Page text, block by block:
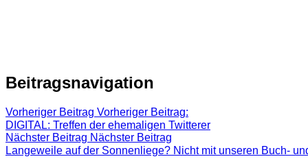
Beitragsnavigation
Vorheriger Beitrag Vorheriger Beitrag:
DIGITAL: Treffen der ehemaligen Twitterer
Nächster Beitrag Nächster Beitrag
Langeweile auf der Sonnenliege? Nicht mit unseren Buch-